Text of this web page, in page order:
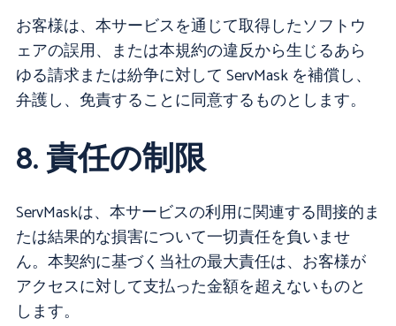
お客様は、本サービスを通じて取得したソフトウ
ェアの誤用、または本規約の違反から生じるあら
ゆる請求または紛争に対して ServMask を補償し、
弁護し、免責することに同意するものとします。
8. 責任の制限
ServMaskは、本サービスの利用に関連する間接的ま
たは結果的な損害について一切責任を負いませ
ん。本契約に基づく当社の最大責任は、お客様が
アクセスに対して支払った金額を超えないものと
します。